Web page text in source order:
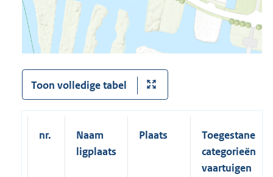
Toon volledige tabel
nr.
Naam
ligplaats
Plaats
Toegestane
categorieën
vaartuigen